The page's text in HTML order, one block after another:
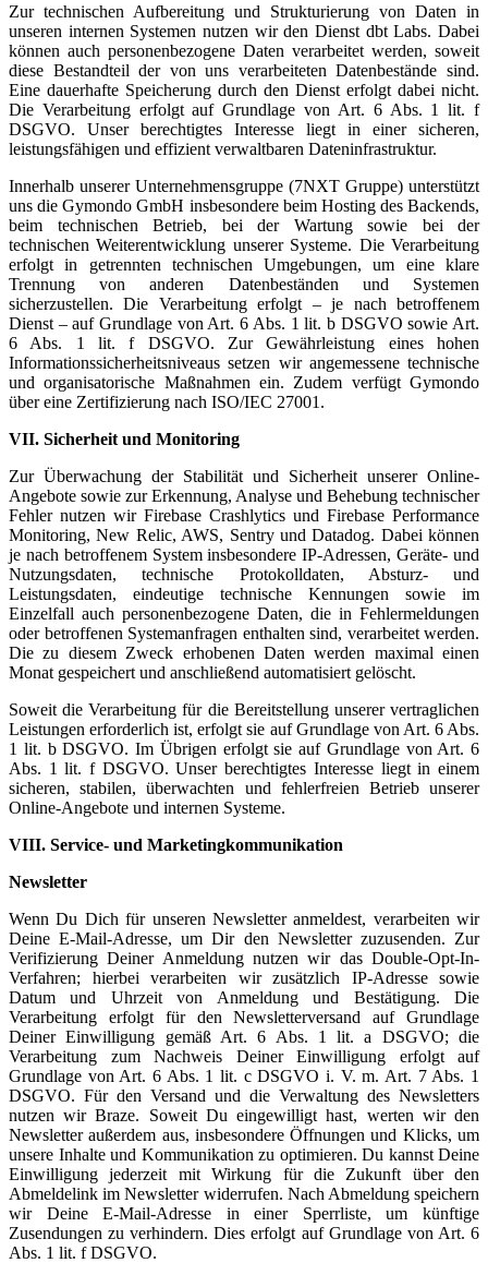
Zur technischen Aufbereitung und Strukturierung von Daten in
unseren internen Systemen nutzen wir den Dienst dbt Labs. Dabei
können auch personenbezogene Daten verarbeitet werden, soweit
diese Bestandteil der von uns verarbeiteten Datenbestände sind.
Eine dauerhafte Speicherung durch den Dienst erfolgt dabei nicht.
Die Verarbeitung erfolgt auf Grundlage von Art. 6 Abs. 1 lit. f
DSGVO. Unser berechtigtes Interesse liegt in einer sicheren,
leistungsfähigen und effizient verwaltbaren Dateninfrastruktur.
Innerhalb unserer Unternehmensgruppe (7NXT Gruppe) unterstützt
uns die Gymondo GmbH insbesondere beim Hosting des Backends,
beim technischen Betrieb, bei der Wartung sowie bei der
technischen Weiterentwicklung unserer Systeme. Die Verarbeitung
erfolgt in getrennten technischen Umgebungen, um eine klare
Trennung von anderen Datenbeständen und Systemen
sicherzustellen. Die Verarbeitung erfolgt – je nach betroffenem
Dienst – auf Grundlage von Art. 6 Abs. 1 lit. b DSGVO sowie Art.
6 Abs. 1 lit. f DSGVO. Zur Gewährleistung eines hohen
Informationssicherheitsniveaus setzen wir angemessene technische
und organisatorische Maßnahmen ein. Zudem verfügt Gymondo
über eine Zertifizierung nach ISO/IEC 27001.
VII. Sicherheit und Monitoring
Zur Überwachung der Stabilität und Sicherheit unserer Online-
Angebote sowie zur Erkennung, Analyse und Behebung technischer
Fehler nutzen wir Firebase Crashlytics und Firebase Performance
Monitoring, New Relic, AWS, Sentry und Datadog. Dabei können
je nach betroffenem System insbesondere IP-Adressen, Geräte- und
Nutzungsdaten, technische Protokolldaten, Absturz- und
Leistungsdaten, eindeutige technische Kennungen sowie im
Einzelfall auch personenbezogene Daten, die in Fehlermeldungen
oder betroffenen Systemanfragen enthalten sind, verarbeitet werden.
Die zu diesem Zweck erhobenen Daten werden maximal einen
Monat gespeichert und anschließend automatisiert gelöscht.
Soweit die Verarbeitung für die Bereitstellung unserer vertraglichen
Leistungen erforderlich ist, erfolgt sie auf Grundlage von Art. 6 Abs.
1 lit. b DSGVO. Im Übrigen erfolgt sie auf Grundlage von Art. 6
Abs. 1 lit. f DSGVO. Unser berechtigtes Interesse liegt in einem
sicheren, stabilen, überwachten und fehlerfreien Betrieb unserer
Online-Angebote und internen Systeme.
VIII. Service- und Marketingkommunikation
Newsletter
Wenn Du Dich für unseren Newsletter anmeldest, verarbeiten wir
Deine E-Mail-Adresse, um Dir den Newsletter zuzusenden. Zur
Verifizierung Deiner Anmeldung nutzen wir das Double-Opt-In-
Verfahren; hierbei verarbeiten wir zusätzlich IP-Adresse sowie
Datum und Uhrzeit von Anmeldung und Bestätigung. Die
Verarbeitung erfolgt für den Newsletterversand auf Grundlage
Deiner Einwilligung gemäß Art. 6 Abs. 1 lit. a DSGVO; die
Verarbeitung zum Nachweis Deiner Einwilligung erfolgt auf
Grundlage von Art. 6 Abs. 1 lit. c DSGVO i. V. m. Art. 7 Abs. 1
DSGVO. Für den Versand und die Verwaltung des Newsletters
nutzen wir Braze. Soweit Du eingewilligt hast, werten wir den
Newsletter außerdem aus, insbesondere Öffnungen und Klicks, um
unsere Inhalte und Kommunikation zu optimieren. Du kannst Deine
Einwilligung jederzeit mit Wirkung für die Zukunft über den
Abmeldelink im Newsletter widerrufen. Nach Abmeldung speichern
wir Deine E-Mail-Adresse in einer Sperrliste, um künftige
Zusendungen zu verhindern. Dies erfolgt auf Grundlage von Art. 6
Abs. 1 lit. f DSGVO.